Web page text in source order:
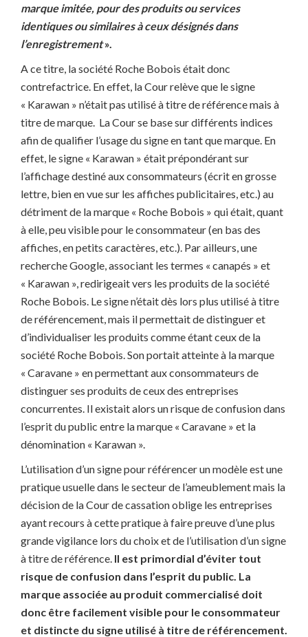
marque imitée, pour des produits ou services
identiques ou similaires à ceux désignés dans
l’enregistrement».
A ce titre, la société Roche Bobois était donc
contrefactrice. En effet, la Cour relève que le signe
« Karawan » n’était pas utilisé à titre de référence mais à
titre de marque. La Cour se base sur différents indices
afin de qualifier l’usage du signe en tant que marque. En
effet, le signe « Karawan » était prépondérant sur
l’affichage destiné aux consommateurs (écrit en grosse
lettre, bien en vue sur les affiches publicitaires, etc.) au
détriment de la marque « Roche Bobois » qui était, quant
à elle, peu visible pour le consommateur (en bas des
affiches, en petits caractères, etc.). Par ailleurs, une
recherche Google, associant les termes « canapés » et
« Karawan », redirigeait vers les produits de la société
Roche Bobois. Le signe n’était dès lors plus utilisé à titre
de référencement, mais il permettait de distinguer et
d’individualiser les produits comme étant ceux de la
société Roche Bobois. Son portait atteinte à la marque
« Caravane » en permettant aux consommateurs de
distinguer ses produits de ceux des entreprises
concurrentes. Il existait alors un risque de confusion dans
l’esprit du public entre la marque « Caravane » et la
dénomination « Karawan ».
L’utilisation d’un signe pour référencer un modèle est une
pratique usuelle dans le secteur de l’ameublement mais la
décision de la Cour de cassation oblige les entreprises
ayant recours à cette pratique à faire preuve d’une plus
grande vigilance lors du choix et de l’utilisation d’un signe
à titre de référence. Il est primordial d’éviter tout
risque de confusion dans l’esprit du public. La
marque associée au produit commercialisé doit
donc être facilement visible pour le consommateur
et distincte du signe utilisé à titre de référencement.